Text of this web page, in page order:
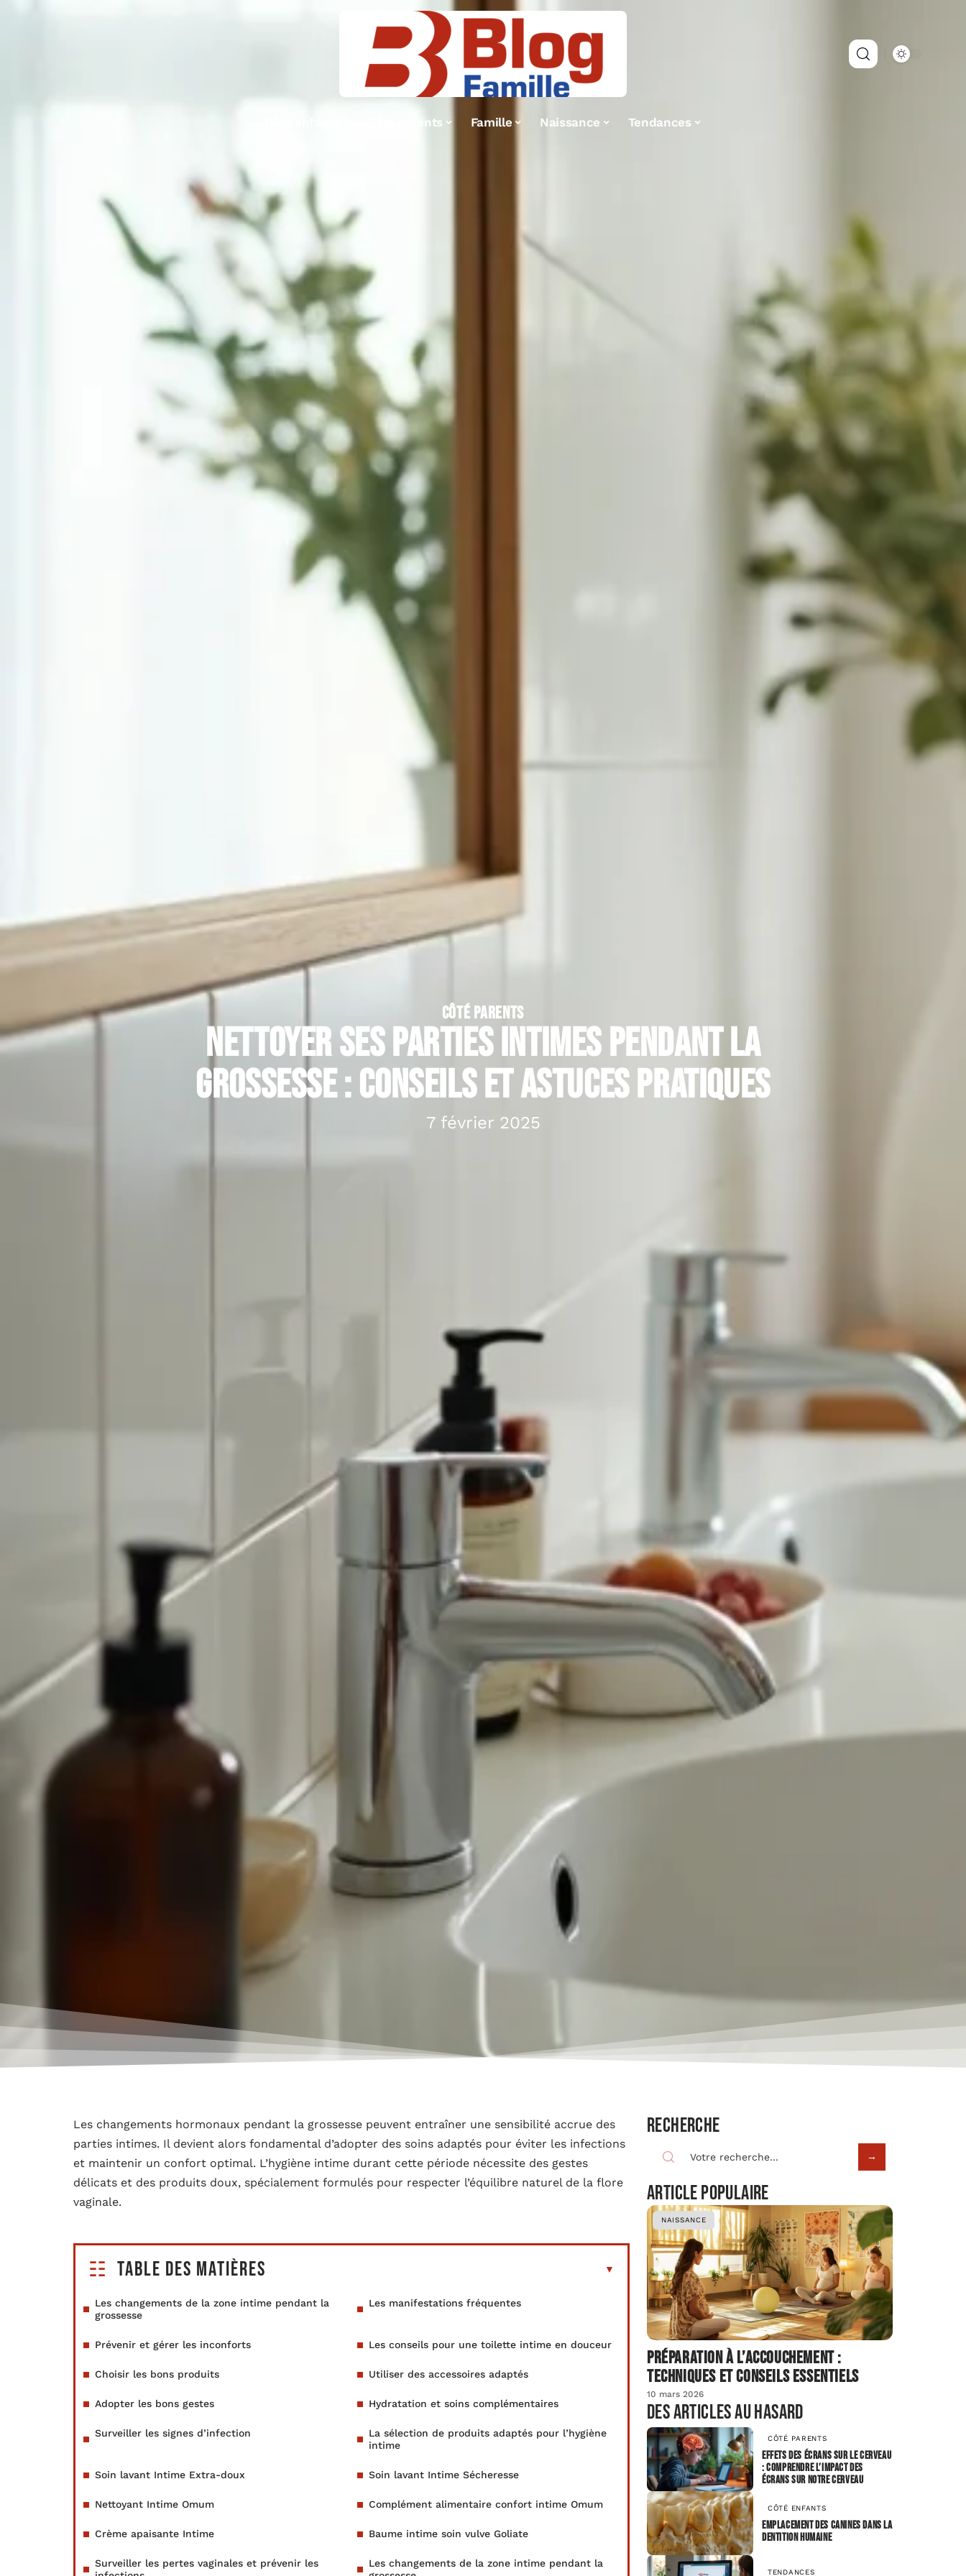
Côté parents Famille Naissance Tendances
CÔTÉ PARENTS
Nettoyer ses parties intimes pendant la
grossesse : conseils et astuces pratiques
7 février 2025
Les changements hormonaux pendant la grossesse peuvent entraîner une sensibilité accrue des
parties intimes. Il devient alors fondamental d’adopter des soins adaptés pour éviter les infections
et maintenir un confort optimal. L’hygiène intime durant cette période nécessite des gestes
délicats et des produits doux, spécialement formulés pour respecter l’équilibre naturel de la flore
vaginale.
Table des matières
Les changements de la zone intime pendant la
grossesse
Les manifestations fréquentes
Prévenir et gérer les inconforts Les conseils pour une toilette intime en douceur
Choisir les bons produits Utiliser des accessoires adaptés
Adopter les bons gestes Hydratation et soins complémentaires
Surveiller les signes d’infection
La sélection de produits adaptés pour l’hygiène
intime
Soin lavant Intime Extra-doux Soin lavant Intime Sécheresse
Nettoyant Intime Omum Complément alimentaire confort intime Omum
Crème apaisante Intime Baume intime soin vulve Goliate
Surveiller les pertes vaginales et prévenir les
Les changements de la zone intime pendant la
Recherche
Article populaire
NAISSANCE
Préparation à l’accouchement :
techniques et conseils essentiels
10 mars 2026
Des articles au hasard
CÔTÉ PARENTS
Effets des écrans sur le cerveau
: comprendre l’impact des
écrans sur notre cerveau
CÔTÉ ENFANTS
Emplacement des canines dans la
dentition humaine
TENDANCES